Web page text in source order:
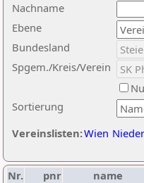
Nachname
Ebene
Sortierung
Bundesland
Spgem./Kreis/Verein
Vereinslisten:Wien
Nr. pnr name